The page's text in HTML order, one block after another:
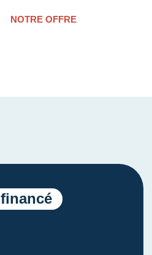
NOTRE OFFRE
financé